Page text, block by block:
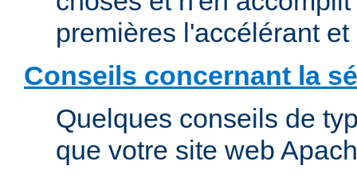
premières l'accélérant
Conseils concernant la
Quelques conseils de
que votre site web